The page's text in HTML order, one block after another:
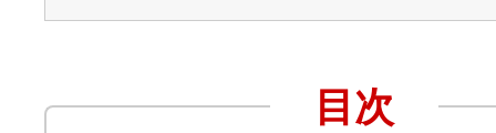
Microsoft 365 目次